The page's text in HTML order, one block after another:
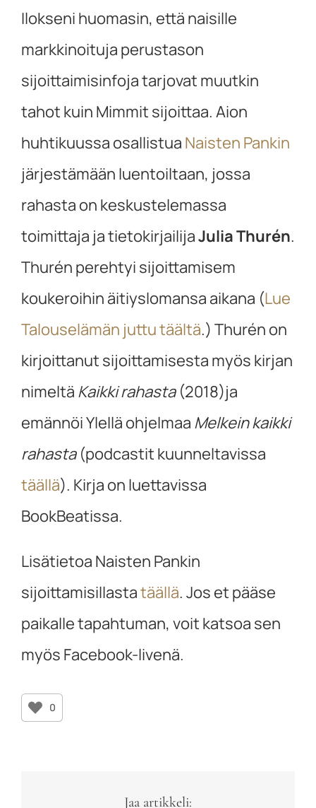
Ilokseni huomasin, että naisille
markkinoituja perustason
sijoittaimisinfoja tarjovat muutkin
tahot kuin Mimmit sijoittaa. Aion
huhtikuussa osallistua Naisten Pankin
järjestämään luentoiltaan, jossa
rahasta on keskustelemassa
toimittaja ja tietokirjailijaJulia Thurén.
Thurén perehtyi sijoittamisem
koukeroihin äitiyslomansa aikana (Lue
Talouselämän juttu täältä.) Thurén on
kirjoittanut sijoittamisesta myös kirjan
nimeltä Kaikki rahasta(2018)ja
emännöi Ylellä ohjelmaa Melkein kaikki
rahasta(podcastit kuunneltavissa
täällä). Kirja on luettavissa
BookBeatissa.
Lisätietoa Naisten Pankin
sijoittamisillastatäällä. Jos et pääse
paikalle tapahtuman, voit katsoa sen
myös Facebook-livenä.
0
Jaa artikkeli: